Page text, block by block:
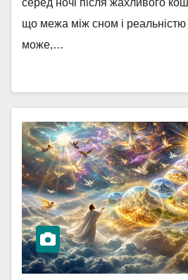
серед ночі після жахливого
що межа між сном і
може,…